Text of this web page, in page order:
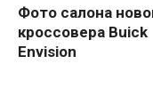
Фото салона
кроссовера Buick
Envision